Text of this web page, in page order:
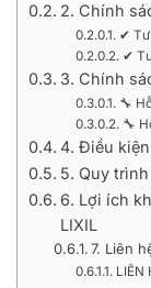
2. Chính
✔ Tư
✔
3. Chính
🔧
🔧
4. Điều
5. Quy
6. Lợi ích
LIXIL
7. Liên
LIÊN